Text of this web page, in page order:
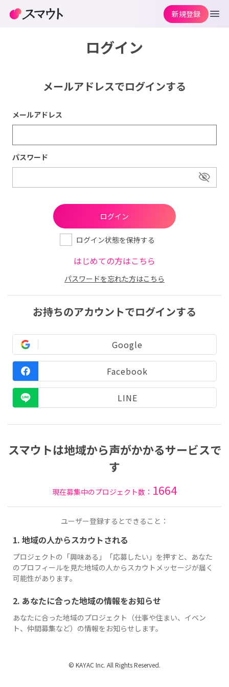
ログイン
メールアドレスでログインする
メールアドレス
パスワード
ログイン状態を保持する
はじめての方はこちら
パスワードを忘れた方はこちら
お持ちのアカウントでログインする
Google
Facebook
LINE
スマウトは地域から声がかかるサービスで
す
現在募集中のプロジェクト数： 1664
ユーザー登録するとできること：
1. 地域の人からスカウトされる
プロジェクトの「興味ある」「応募したい」を押すと、あなた
のプロフィールを見た地域の人からスカウトメッセージが届く
可能性があります。
2. あなたに合った地域の情報をお知らせ
あなたに合った地域のプロジェクト（仕事や住まい、イベン
ト、仲間募集など）の情報をお知らせします。
新規登録
© KAYAC Inc. All Rights Reserved.